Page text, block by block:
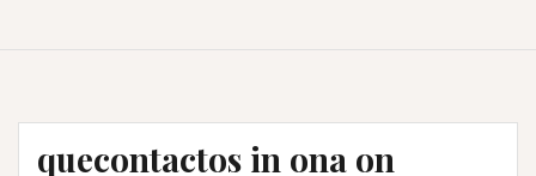
quecontactos in ona on